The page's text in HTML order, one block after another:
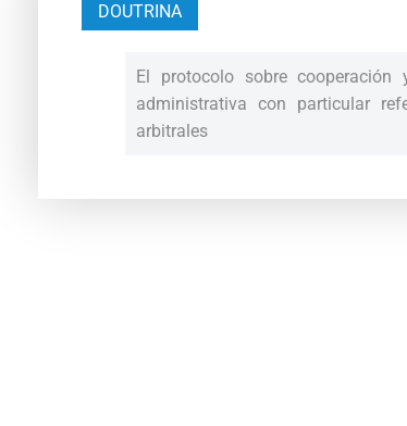
DOUTRINA
El protocolo sobre
administrativa con particular
arbitrales